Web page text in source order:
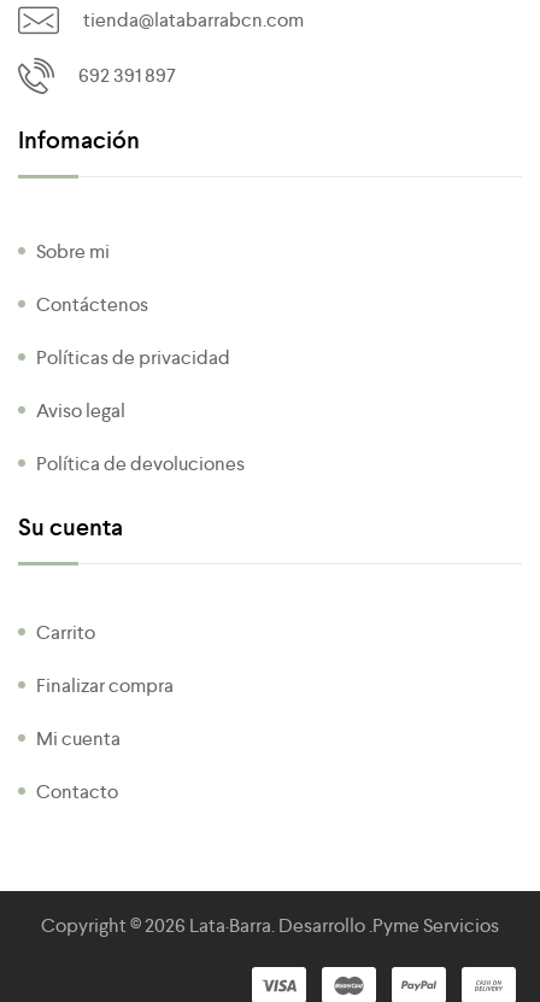
tienda@latabarrabcn.com
692 391 897
Infomación
Sobre mi
Contáctenos
Políticas de privacidad
Aviso legal
Política de devoluciones
Su cuenta
Carrito
Finalizar compra
Mi cuenta
Contacto
Copyright © 2026 Lata·Barra. Desarrollo .Pyme Servicios